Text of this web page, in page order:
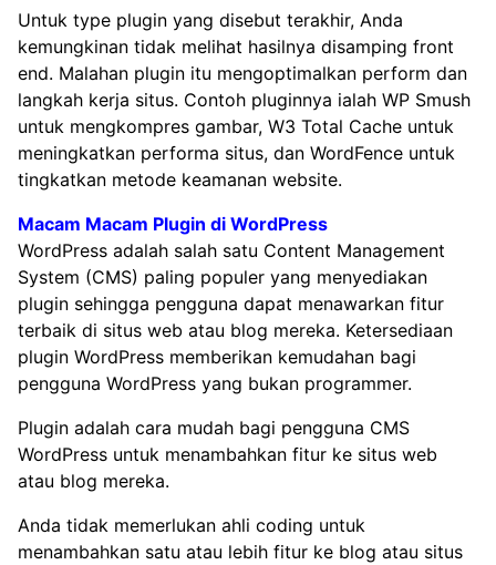
Untuk type plugin yang disebut terakhir, Anda
kemungkinan tidak melihat hasilnya disamping front
end. Malahan plugin itu mengoptimalkan perform dan
langkah kerja situs. Contoh pluginnya ialah WP Smush
untuk mengkompres gambar, W3 Total Cache untuk
meningkatkan performa situs, dan WordFence untuk
tingkatkan metode keamanan website.
Macam Macam Plugin di WordPress
WordPress adalah salah satu Content Management
System (CMS) paling populer yang menyediakan
plugin sehingga pengguna dapat menawarkan fitur
terbaik di situs web atau blog mereka. Ketersediaan
plugin WordPress memberikan kemudahan bagi
pengguna WordPress yang bukan programmer.
Plugin adalah cara mudah bagi pengguna CMS
WordPress untuk menambahkan fitur ke situs web
atau blog mereka.
Anda tidak memerlukan ahli coding untuk
menambahkan satu atau lebih fitur ke blog atau situs